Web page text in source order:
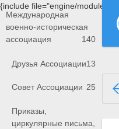
{include file="engine/modules/
Международная
военно-историческая
ассоциация
140
Друзья Ассоциации13
Совет Ассоциации 25
Приказы,
циркулярные письма,